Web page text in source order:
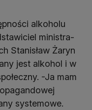
alkoholu
ministra-
Stanisław Żaryn
jest alkohol i w
-Ja mam
systemowe.